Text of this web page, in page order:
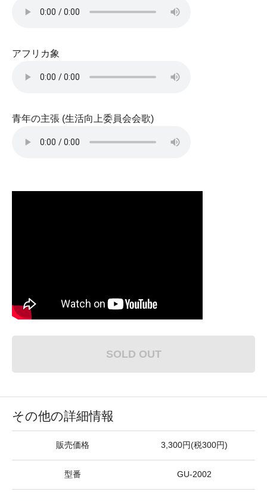
アフリカ象
青年の主張 (生活向上委員会会歌)
SOLD OUT
その他の詳細情報
販売価格 3,300円(税300円)
型番 GU-2002